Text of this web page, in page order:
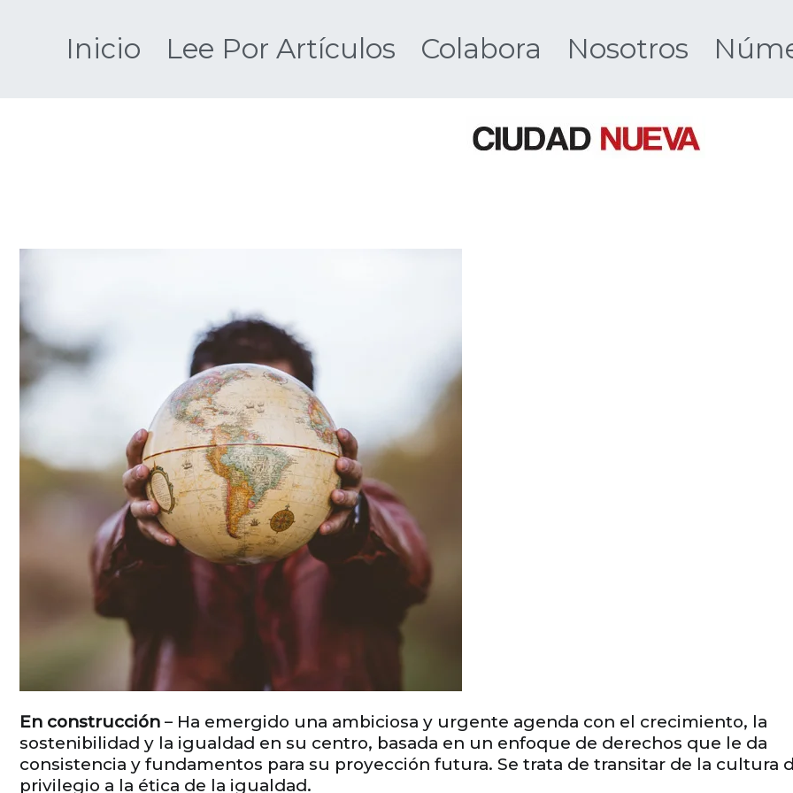
Inicio Lee Por Artículos Colabora Nosotros
En construcción – Ha emergido una ambiciosa y urgente agenda con el crecimiento, la
sostenibilidad y la igualdad en su centro, basada en un enfoque de derechos que le da
consistencia y fundamentos para su proyección futura. Se trata de transitar de la cultura
privilegio a la ética de la igualdad.